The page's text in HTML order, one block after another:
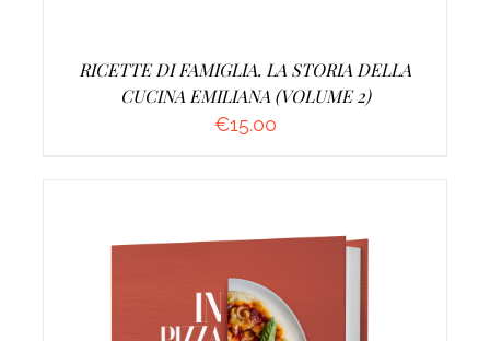
RICETTE DI FAMIGLIA. LA STORIA DELLA
CUCINA EMILIANA (VOLUME 2)
€15.00